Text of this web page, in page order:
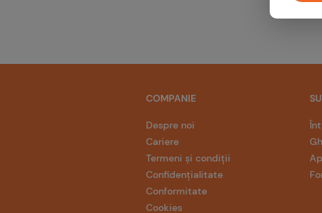
COMPANIE
Despre noi
Cariere
Termeni și condiții
Confidențialitate
Conformitate
Cookies